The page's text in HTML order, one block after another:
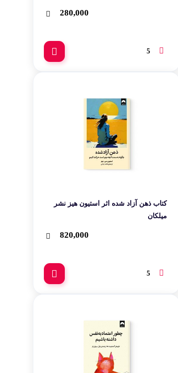
280,000
5
کتاب ذهن آزاد شده اثر استیون هیز نشر
میلکان
820,000
5